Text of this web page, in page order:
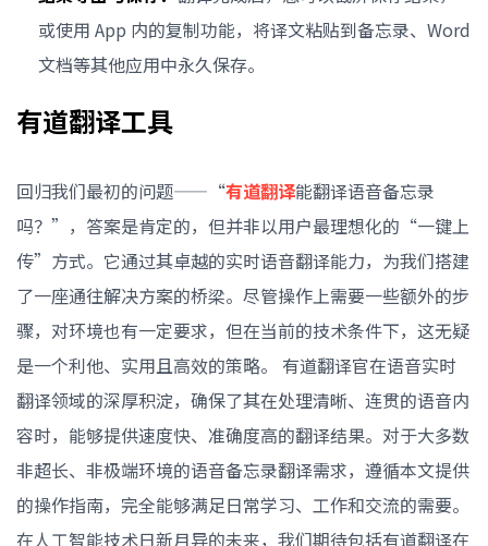
或使用 App 内的复制功能，将译文粘贴到备忘录、Word
文档等其他应用中永久保存。
有道翻译工具
回归我们最初的问题——“有道翻译能翻译语音备忘录
吗？”，答案是肯定的，但并非以用户最理想化的“一键上
传”方式。它通过其卓越的实时语音翻译能力，为我们搭建
了一座通往解决方案的桥梁。尽管操作上需要一些额外的步
骤，对环境也有一定要求，但在当前的技术条件下，这无疑
是一个利他、实用且高效的策略。 有道翻译官在语音实时
翻译领域的深厚积淀，确保了其在处理清晰、连贯的语音内
容时，能够提供速度快、准确度高的翻译结果。对于大多数
非超长、非极端环境的语音备忘录翻译需求，遵循本文提供
的操作指南，完全能够满足日常学习、工作和交流的需要。
在人工智能技术日新月异的未来，我们期待包括有道翻译在